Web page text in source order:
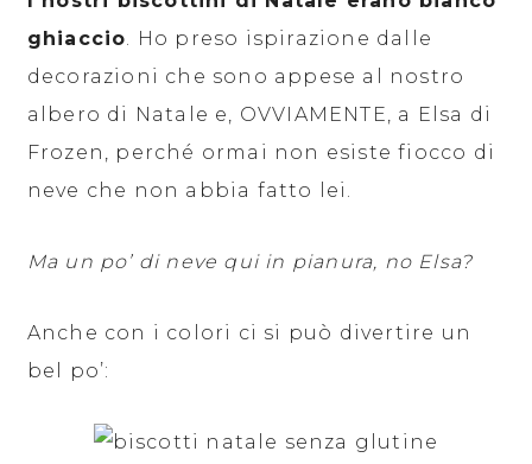
ghiaccio. Ho preso ispirazione dalle
decorazioni che sono appese al nostro
albero di Natale e, OVVIAMENTE, a Elsa di
Frozen, perché ormai non esiste fiocco di
neve che non abbia fatto lei.
Ma un po’ di neve qui in pianura, no Elsa?
Anche con i colori ci si può divertire un
bel po’: